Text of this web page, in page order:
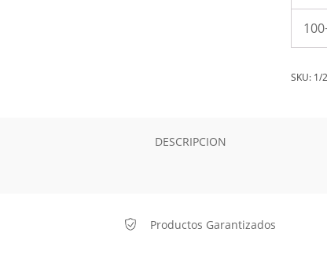
SKU: 1/
DESCRIPCION
Productos Garantizados